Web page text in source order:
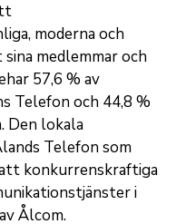
moderna och
medlemmar och
57,6 % av
Telefon och 44,8 %
Den lokala
Telefon som
konkurrenskraftiga
i
Ålcom.